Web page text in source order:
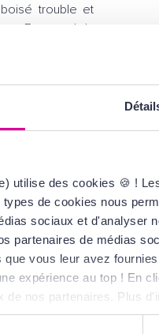
utilise des cookies 🍪 !
de cookies nous
sociaux et d'analyser
partenaires de médias
vous leur avez
expérience au top ! En
de nos partenaires. Plus
trouble et
Et quand la
du Santal, on
froissé comme
couture
Parfum
la poitrine et